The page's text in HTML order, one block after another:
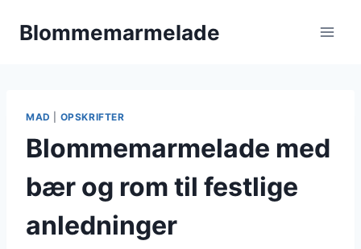
Blommemarmelade
MAD OPSKRIFTER
Blommemarmelade med
bær og rom til festlige
anledninger